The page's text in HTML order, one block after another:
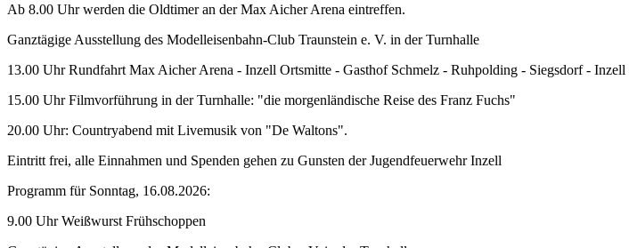
Ab 8.00 Uhr werden die Oldtimer an der Max Aicher Arena eintreffen.
Ganztägige Ausstellung des Modelleisenbahn-Club Traunstein e. V. in der Turnhalle
13.00 Uhr Rundfahrt Max Aicher Arena - Inzell Ortsmitte - Gasthof Schmelz - Ruhpolding - Siegsdorf -
15.00 Uhr Filmvorführung in der Turnhalle: "die morgenländische Reise des Franz Fuchs"
20.00 Uhr: Countryabend mit Livemusik von "De Waltons".
Eintritt frei, alle Einnahmen und Spenden gehen zu Gunsten der Jugendfeuerwehr Inzell
Programm für Sonntag, 16.08.2026:
9.00 Uhr Weißwurst Frühschoppen